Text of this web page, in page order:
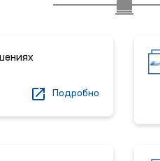
Подробно